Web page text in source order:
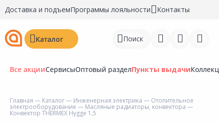
Доставка и подъемПрограммы лояльности Контакты
Каталог Поиск
Войти
Все акцииСервисыОптовый разделПункты выдачи
Главная — Каталог— Инженерная электрика — Отопительное
электрооборудование — Масляные радиаторы, конвектора —
Конвектор THERMEX Hygge 1,5